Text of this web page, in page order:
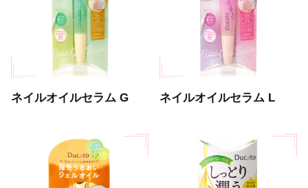
ネイルオイルセラム G ネイルオイルセラム L